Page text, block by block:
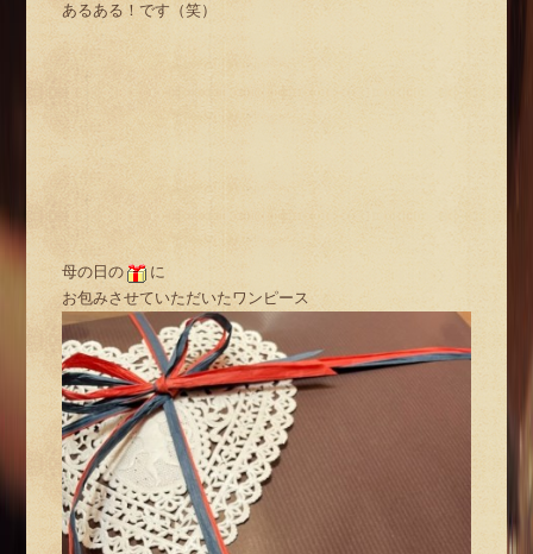
あるある！です（笑）
母の日の
に
お包みさせていただいたワンピース